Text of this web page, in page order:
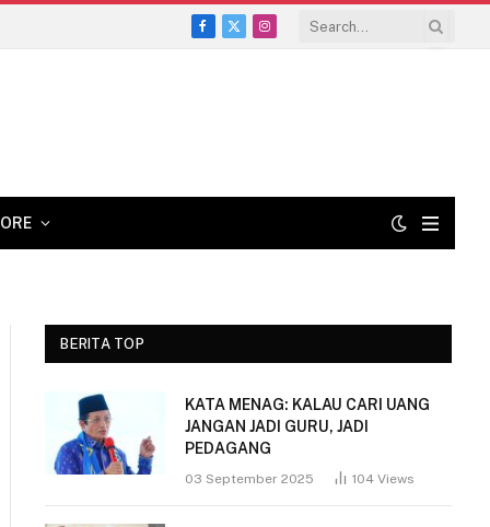
Facebook
X
Instagram
BERITA TOP
KATA MENAG: KALAU CARI UANG
JANGAN JADI GURU, JADI
PEDAGANG
03 September 2025 104Views